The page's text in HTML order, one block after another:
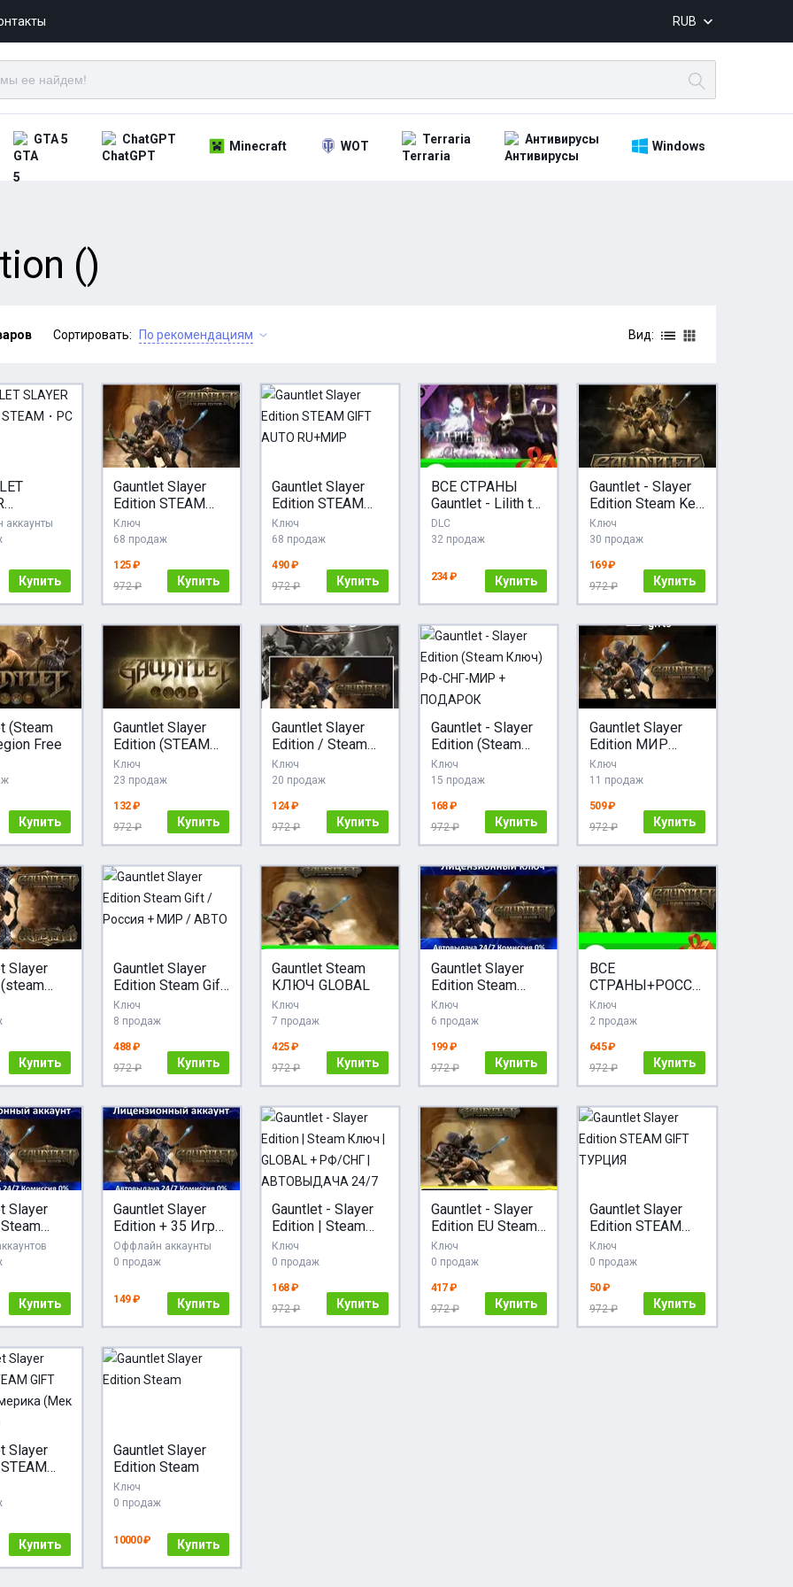
RUB
GTA 5 ChatGPT Minecraft WOT Terraria Антивирусы Windows
()
Сортировать: По рекомендациям Вид:
・
PC
Купить
Gauntlet Slayer
Edition STEAM
GIFT + МИР +
ВСЕ СТРАНЫ
Ключ
68 продаж
125 ₽
972 ₽
Купить
Gauntlet Slayer
Edition STEAM
GIFT AUTO
RU+МИР
Ключ
68 продаж
490 ₽
972 ₽
Купить
ВСЕ СТРАНЫ
Gauntlet - Lilith the
Necromancer
Pack
DLC
32 продаж
234 ₽ Купить
Gauntlet - Slayer
Edition Steam Key
РФ + МИР
Ключ
30 продаж
169 ₽
972 ₽
Купить
(Steam
Free
Купить
Gauntlet Slayer
Edition (STEAM
GIFT)RU+CIS
Ключ
23 продаж
132 ₽
972 ₽
Купить
Gauntlet Slayer
Edition / Steam
Gift / Россия /
СНГ
Ключ
20 продаж
124 ₽
972 ₽
Купить
Gauntlet - Slayer
Edition (Steam
Ключ) РФ-СНГ-
МИР +
Ключ
15 продаж
168 ₽
972 ₽
Купить
Gauntlet Slayer
Edition МИР
АВТО
Ключ
11 продаж
509 ₽
972 ₽
Купить
Slayer
Купить
Gauntlet Slayer
Edition Steam Gift
/ Россия + МИР /
АВТО
Ключ
8 продаж
488 ₽
972 ₽
Купить
Gauntlet Steam
КЛЮЧ GLOBAL
Ключ
7 продаж
425 ₽
972 ₽
Купить
Gauntlet Slayer
Edition Steam
Ключ Активации
РФ+СНГ+МИР
Ключ
6 продаж
199 ₽
972 ₽
Купить
ВСЕ
СТРАНЫ+РОССИ
Я Gauntlet Slayer
Edition STEAM
Ключ
2 продаж
645 ₽
972 ₽
Купить
Slayer
Online
Купить
Gauntlet Slayer
Edition + 35 Игр
Steam Карты
Оффлайн аккаунты
0 продаж
149 ₽ Купить
Gauntlet - Slayer
Edition | Steam
Ключ | GLOBAL +
РФ/СНГ |
24/7
Ключ
0 продаж
168 ₽
972 ₽
Купить
Gauntlet - Slayer
Edition EU Steam
КЛЮЧ ЕВРОПА
Ключ
0 продаж
417 ₽
972 ₽
Купить
Gauntlet Slayer
Edition STEAM
GIFT ТУРЦИЯ
Ключ
0 продаж
50 ₽
972 ₽
Купить
Slayer
(Мек
Купить
Gauntlet Slayer
Edition Steam
Ключ
0 продаж
10000 ₽ Купить